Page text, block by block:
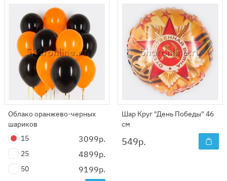
Облако оранжево-черных
шариков
15
3099р.
25 4899р.
50 9199р.
Шар Круг "День Победы" 46
см
549р.